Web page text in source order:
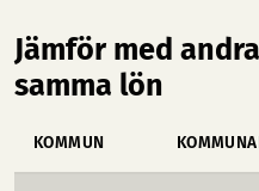
Jämför med
samma lön
KOMMUN